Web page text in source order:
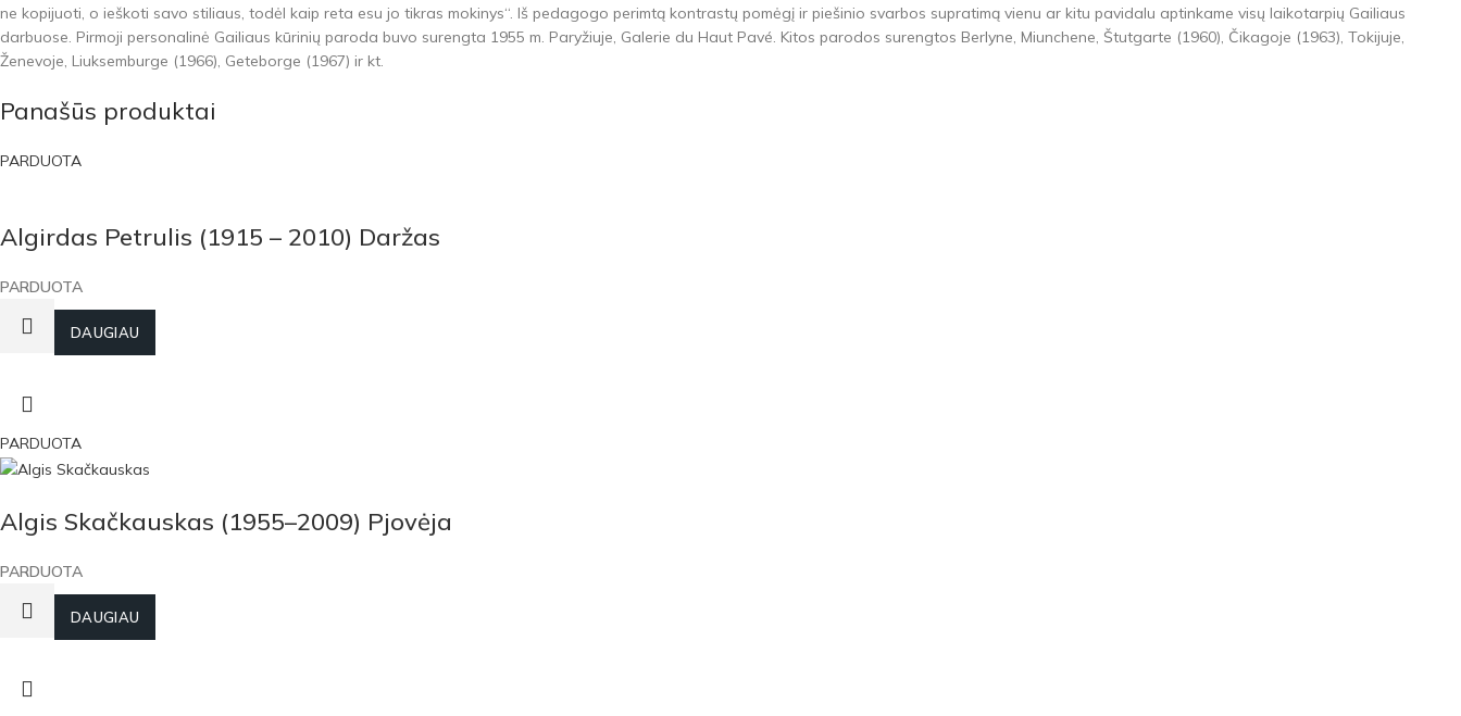
ne kopijuoti, o ieškoti savo stiliaus, todėl kaip reta esu jo tikras mokinys“. Iš pedagogo perimtą kontrastų pomėgį ir piešinio svarbos supratimą vienu ar kitu pavidalu aptinkame visų laikotarpių Gailiaus
darbuose. Pirmoji personalinė Gailiaus kūrinių paroda buvo surengta 1955 m. Paryžiuje, Galerie du Haut Pavé. Kitos parodos surengtos Berlyne, Miunchene, Štutgarte (1960), Čikagoje (1963), Tokijuje,
Ženevoje, Liuksemburge (1966), Geteborge (1967) ir kt.
Panašūs produktai
PARDUOTA
Algirdas Petrulis (1915 – 2010) Daržas
PARDUOTA
DAUGIAU
PARDUOTA
Algis Skačkauskas (1955–2009) Pjovėja
PARDUOTA
DAUGIAU